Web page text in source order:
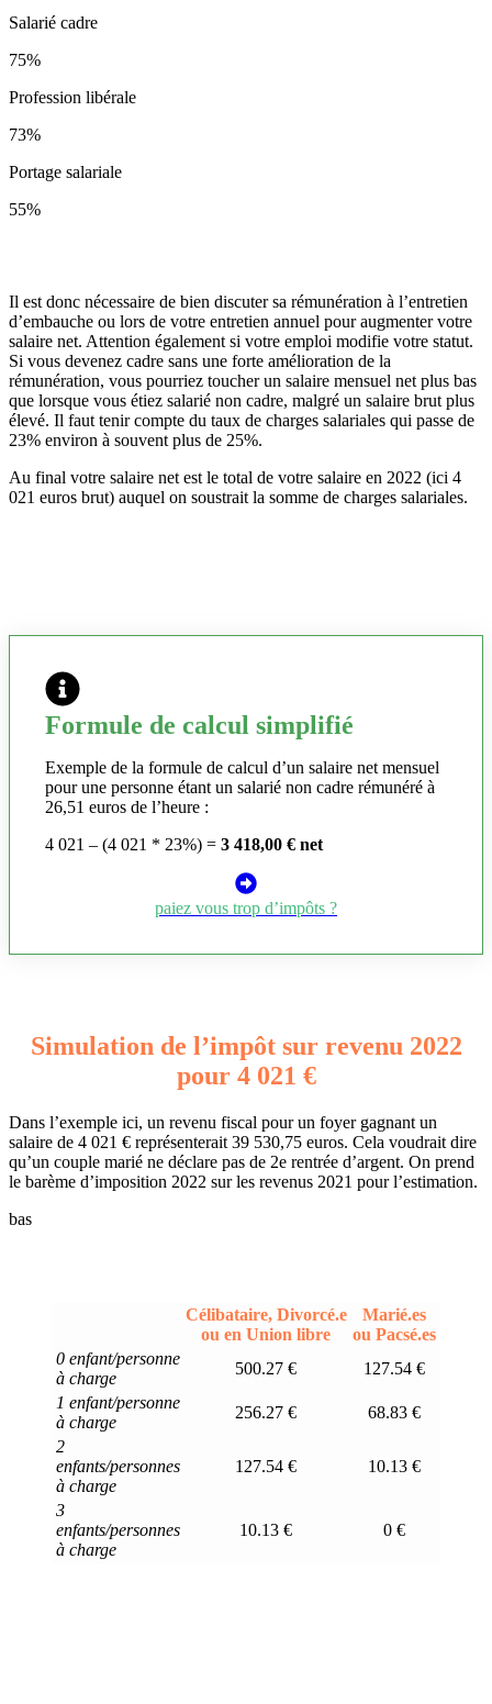
Salarié cadre
75%
Profession libérale
73%
Portage salariale
55%
Il est donc nécessaire de bien discuter sa rémunération à l’entretien
d’embauche ou lors de votre entretien annuel pour augmenter votre
salaire net. Attention également si votre emploi modifie votre statut.
Si vous devenez cadre sans une forte amélioration de la
rémunération, vous pourriez toucher un salaire mensuel net plus bas
que lorsque vous étiez salarié non cadre, malgré un salaire brut plus
élevé. Il faut tenir compte du taux de charges salariales qui passe de
23% environ à souvent plus de 25%.
Au final votre salaire net est le total de votre salaire en 2022 (ici 4
021 euros brut) auquel on soustrait la somme de charges salariales.
Formule de calcul simplifié
Exemple de la formule de calcul d’un salaire net mensuel
pour une personne étant un salarié non cadre rémunéré à
26,51 euros de l’heure :
4 021 – (4 021 * 23%) = 3 418,00 € net
paiez vous trop d’impôts ?
Simulation de l’impôt sur revenu 2022
pour 4 021 €
Dans l’exemple ici, un revenu fiscal pour un foyer gagnant un
salaire de 4 021 € représenterait 39 530,75 euros. Cela voudrait dire
qu’un couple marié ne déclare pas de 2e rentrée d’argent. On prend
le barème d’imposition 2022 sur les revenus 2021 pour l’estimation.
bas
Célibataire, Divorcé.e
ou en Union libre
Marié.es
ou Pacsé.es
0 enfant/personne
à charge
500.27 €
127.54 €
1 enfant/personne
à charge
256.27 €
68.83 €
2
enfants/personnes
à charge
127.54 € 10.13 €
3
enfants/personnes
à charge
10.13 € 0 €